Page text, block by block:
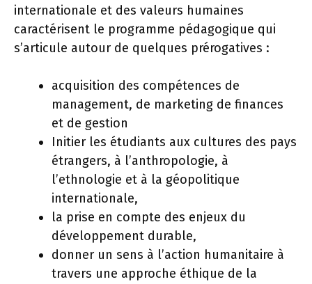
internationale et des valeurs humaines
caractérisent le programme pédagogique qui
s’articule autour de quelques prérogatives :
acquisition des compétences de
management, de marketing de finances
et de gestion
Initier les étudiants aux cultures des pays
étrangers, à l’anthropologie, à
l’ethnologie et à la géopolitique
internationale,
la prise en compte des enjeux du
développement durable,
donner un sens à l’action humanitaire à
travers une approche éthique de la